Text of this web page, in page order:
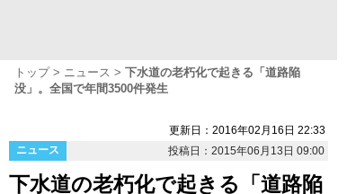
トップ ニュース
下水道の老朽化で起きる「道路陥
没」。全国で年間3500件発生
更新日：2016年02月16日 22:33
ニュース
投稿日：2015年06月13日 09:00
下水道の老朽化で起きる「道路陥